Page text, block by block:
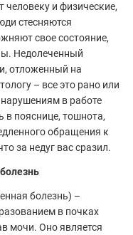
человеку и физические,
стесняются
свое состояние,
Недолеченный
отложенный на
– все это рано или
в работе
в пояснице, тошнота,
обращения к
за недуг вас сразил.
болезнь) –
в почках
мочи. Оно является